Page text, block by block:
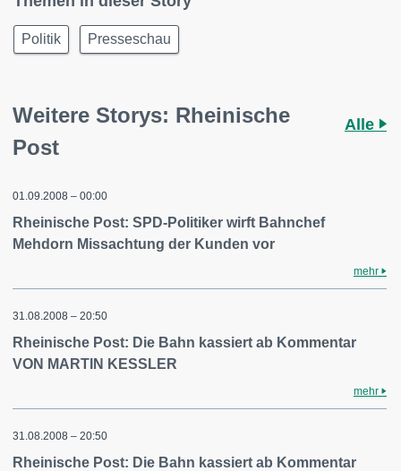
Politik Presseschau
Weitere Storys: Rheinische
Post
Alle
01.09.2008 – 00:00
Rheinische Post: SPD-Politiker wirft Bahnchef
Mehdorn Missachtung der Kunden vor
mehr
31.08.2008 – 20:50
Rheinische Post: Die Bahn kassiert ab Kommentar
VON MARTIN KESSLER
mehr
31.08.2008 – 20:50
Rheinische Post: Die Bahn kassiert ab Kommentar